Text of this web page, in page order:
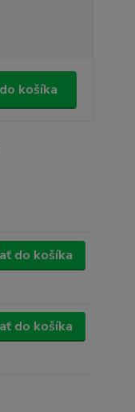
košíka
do košíka
do košíka